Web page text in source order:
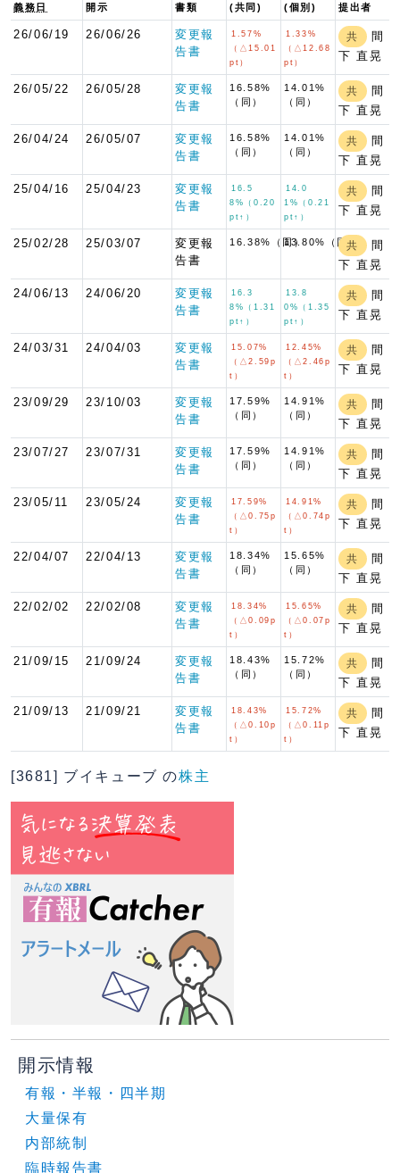
義務日 開示 書類
(共同)
(個別)
提出者
26/06/19 26/06/26
変更報
告書
1.57%
（△15.01
pt）
1.33%
（△12.68
pt）
共
間
下 直晃
26/05/22 26/05/28
変更報
告書
16.58%
（同）
14.01%
（同）
共
間
下 直晃
26/04/24 26/05/07
変更報
告書
16.58%
（同）
14.01%
（同）
共
間
下 直晃
25/04/16 25/04/23
変更報
告書
16.5
8%（0.20
pt↑）
14.0
1%（0.21
pt↑）
共
間
下 直晃
25/02/28 25/03/07
変更報
告書
16.38%（同）13.80%（同）
共
間
下 直晃
24/06/13 24/06/20
変更報
告書
16.3
8%（1.31
pt↑）
13.8
0%（1.35
pt↑）
共
間
下 直晃
24/03/31 24/04/03
変更報
告書
15.07%
（△2.59p
t）
12.45%
（△2.46p
t）
共
間
下 直晃
23/09/29 23/10/03
変更報
告書
17.59%
（同）
14.91%
（同）
共
間
下 直晃
23/07/27 23/07/31
変更報
告書
17.59%
（同）
14.91%
（同）
共
間
下 直晃
23/05/11 23/05/24
変更報
告書
17.59%
（△0.75p
t）
14.91%
（△0.74p
t）
共
間
下 直晃
22/04/07 22/04/13
変更報
告書
18.34%
（同）
15.65%
（同）
共
間
下 直晃
22/02/02 22/02/08
変更報
告書
18.34%
（△0.09p
t）
15.65%
（△0.07p
t）
共
間
下 直晃
21/09/15 21/09/24
変更報
告書
18.43%
（同）
15.72%
（同）
共
間
下 直晃
21/09/13 21/09/21
変更報
告書
18.43%
（△0.10p
t）
15.72%
（△0.11p
t）
共
間
下 直晃
[3681] ブイキューブ の株主
開示情報
有報・半報・四半期
大量保有
内部統制
臨時報告書